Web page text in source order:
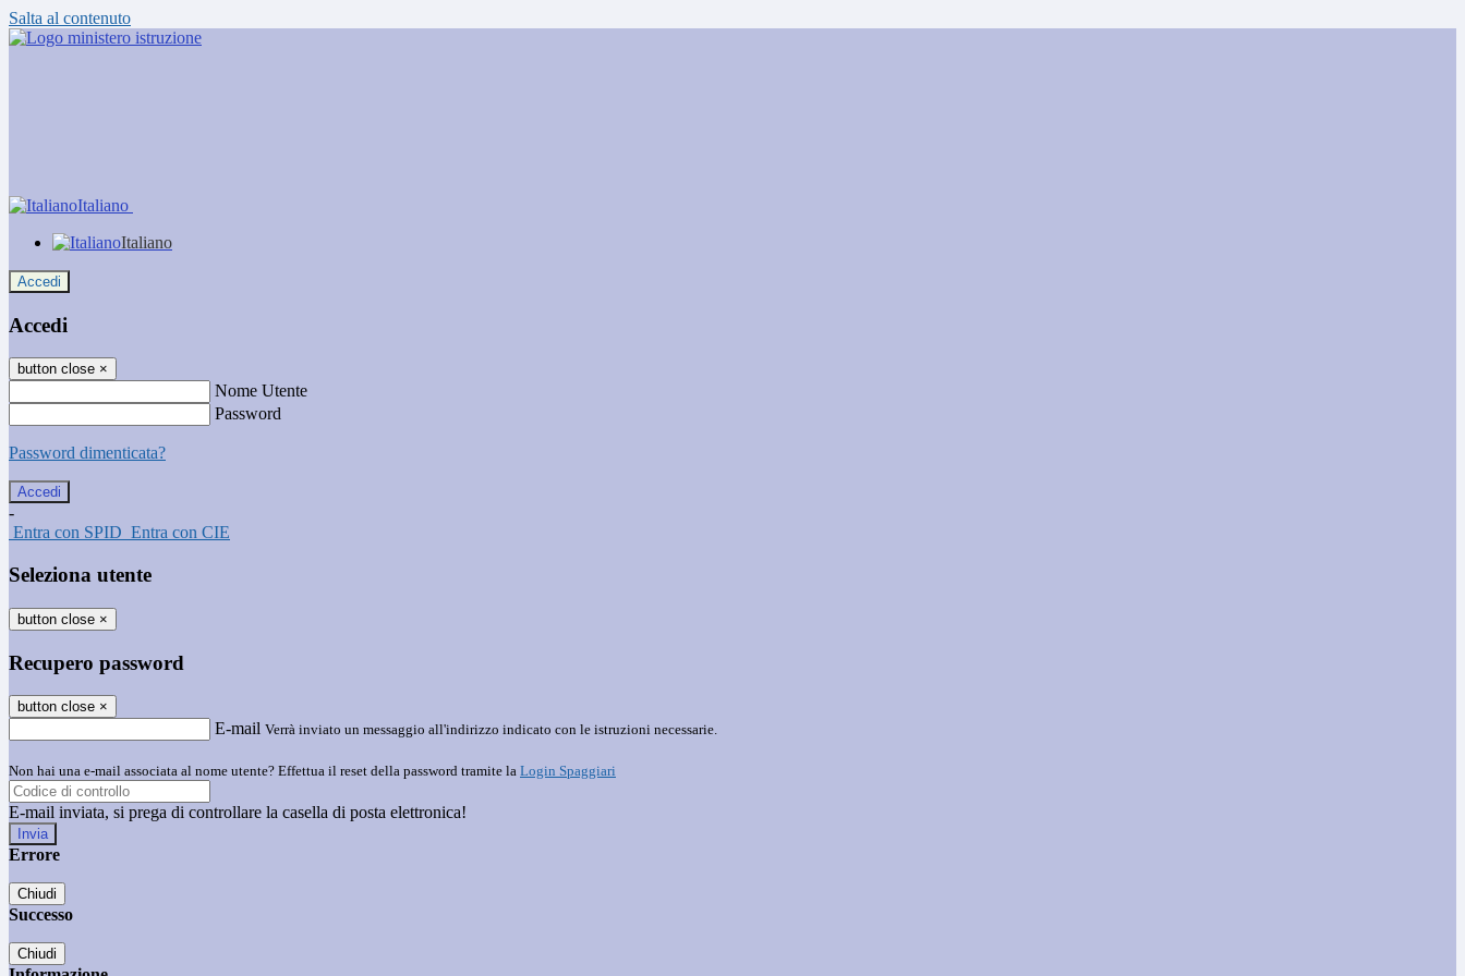
Salta al contenuto
Italiano
Italiano
Accedi
Accedi
button close ×
Nome Utente
Password
Password dimenticata?
-
Entra con SPID Entra con CIE
Seleziona utente
button close ×
Recupero password
button close ×
E-mail Verrà inviato un messaggio all'indirizzo indicato con le istruzioni necessarie.
Non hai una e-mail associata al nome utente? Effettua il reset della password tramite la Login Spaggiari
E-mail inviata, si prega di controllare la casella di posta elettronica!
Errore
Chiudi
Successo
Chiudi